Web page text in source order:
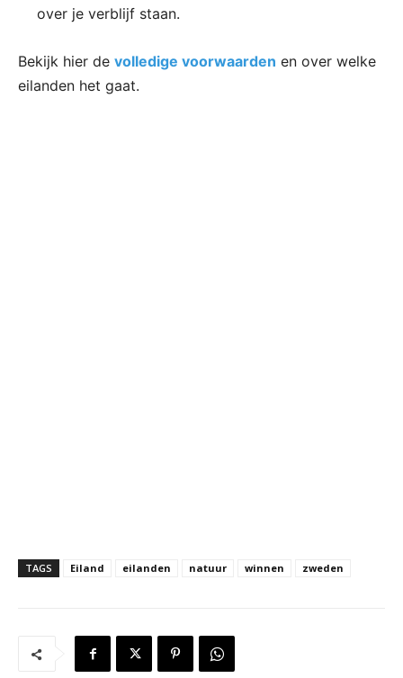
over je verblijf staan.
Bekijk hier de volledige voorwaarden en over welke
eilanden het gaat.
TAGS Eiland eilanden natuur winnen zweden